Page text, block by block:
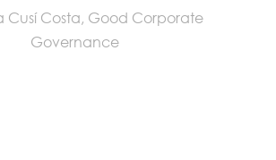
Cusí Costa, Good Corporate
Governance